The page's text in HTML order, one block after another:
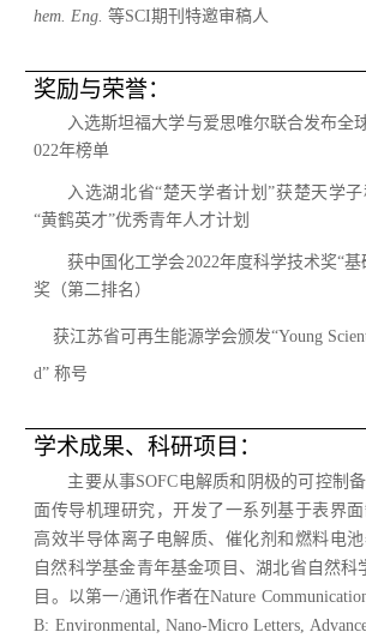
hem. Eng.等SCI期刊特邀审稿人
奖励与荣誉：
入选斯坦福大学与爱思唯尔联合发布全
022年榜单
入选湖北省“楚天学者计划”获楚天学
“黄鹤英才”优秀青年人才计划
获中国化工学会2022年度科学技术奖“
奖（第二排名）
获江苏省可再生能源学会颁发“Young
d”称号
学术成果、科研项目：
主要从事SOFC电解质和阴极的可控制
面传导机理研究，开发了一系列基于表界
高效半导体离子电解质、催化剂和燃料电
自然科学基金青年基金项目、湖北省自然科
目。以第一/通讯作者在Nature
B: Environmental, Nano-Micro Letters,